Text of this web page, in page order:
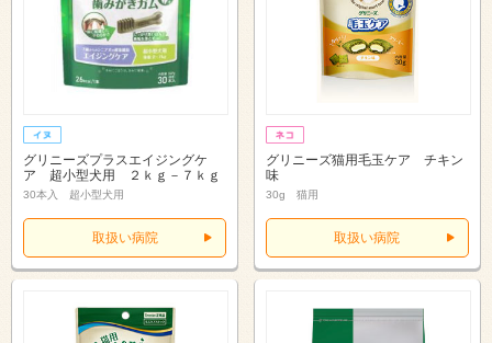
グリニーズプラスエイジングケ
ア 超小型犬用 ２ｋｇ－７ｋｇ
30本入 超小型犬用
取扱い病院
グリニーズ猫用毛玉ケア チキン
味
30g 猫用
取扱い病院